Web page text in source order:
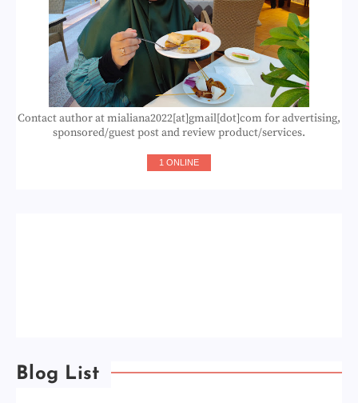
Contact author at mialiana2022[at]gmail[dot]com for advertising,
sponsored/guest post and review product/services.
1 ONLINE
Blog List